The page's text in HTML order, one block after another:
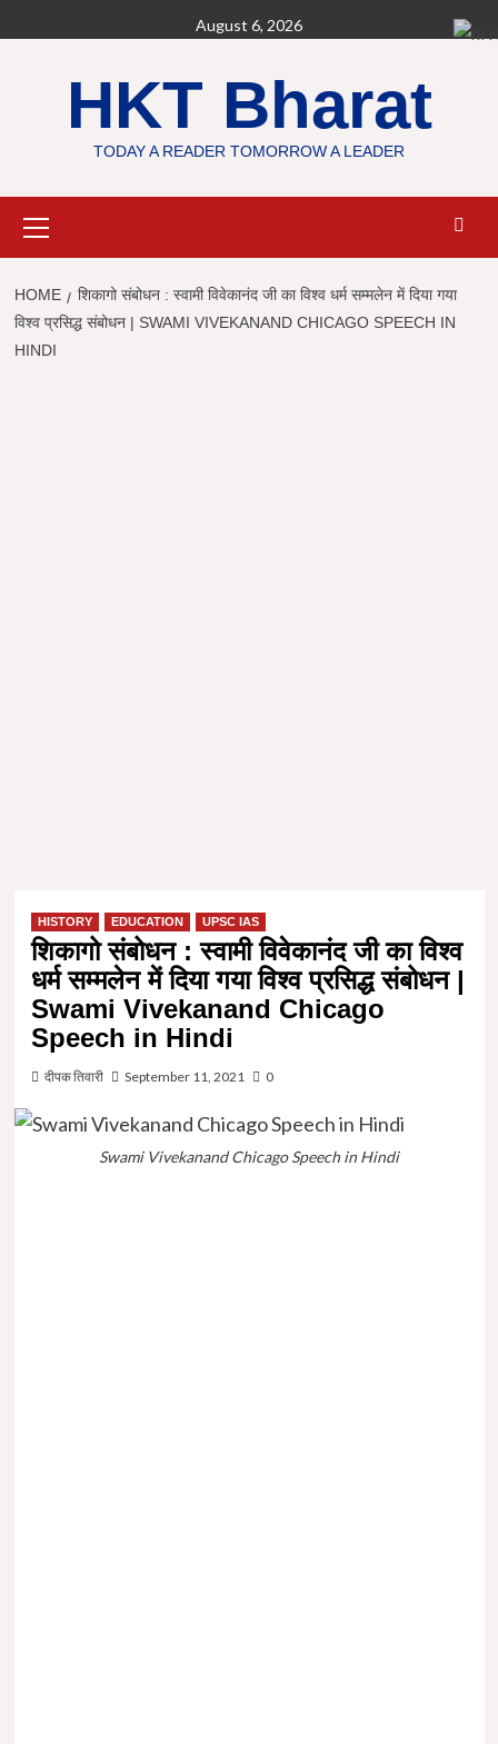
to
August 6, 2026
HKT Bharat
TODAY A READER TOMORROW A LEADER
Menu
HOME
शिकागो संबोधन : स्वामी विवेकानंद जी का विश्व धर्म सम्मलेन में दिया गया
विश्व प्रसिद्ध संबोधन | SWAMI VIVEKANAND CHICAGO SPEECH IN
HINDI
HISTORY EDUCATION UPSC IAS
शिकागो संबोधन : स्वामी विवेकानंद जी का विश्व
धर्म सम्मलेन में दिया गया विश्व प्रसिद्ध संबोधन |
Swami Vivekanand Chicago
Speech in Hindi
दीपक तिवारी September 11, 2021 0
Swami Vivekanand Chicago Speech in Hindi